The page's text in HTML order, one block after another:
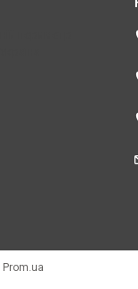
Prom.ua